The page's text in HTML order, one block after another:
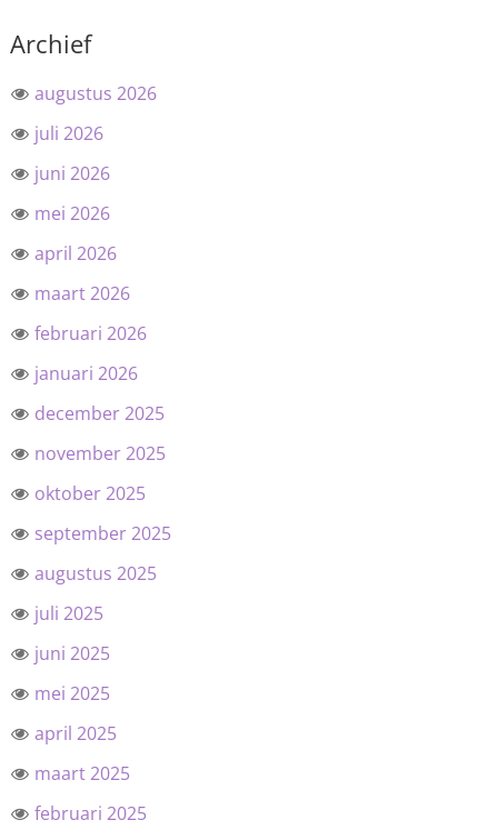
Archief
augustus 2026
juli 2026
juni 2026
mei 2026
april 2026
maart 2026
februari 2026
januari 2026
december 2025
november 2025
oktober 2025
september 2025
augustus 2025
juli 2025
juni 2025
mei 2025
april 2025
maart 2025
februari 2025